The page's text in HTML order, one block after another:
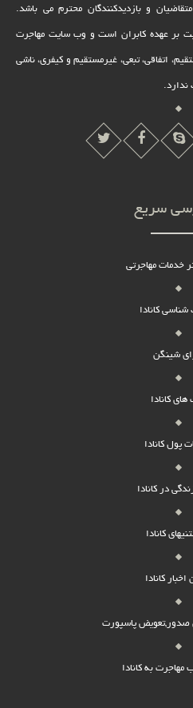
و بازدیدکنندگان محترم می باشد.
بر عهده کابران است و وب سایت مهاجرت
اتفاقى، تبعى، غیرمستقیم و کیفرى، ناشى
ندارد.
سریع
خدمات مهاجرتی
کانادا
شینگن
های کانادا
پول کانادا
در کانادا
کانادا
اخبار کانادا
صدور,تعویض پاسپورت
مهاجرت به کانادا